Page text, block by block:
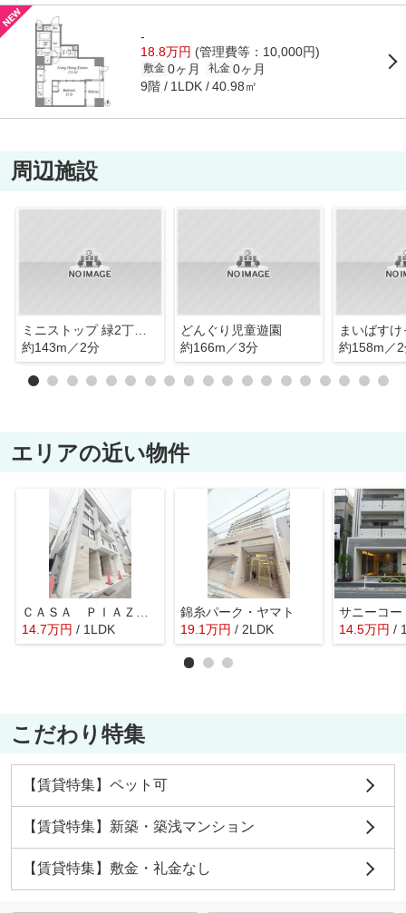
-
18.8万円 (管理費等：10,000円)
敷金 0ヶ月 礼金 0ヶ月
9階 1LDK 40.98㎡
周辺施設
ミニストップ 緑2丁目店
約143m／2分
どんぐり児童遊園
約166m／3分
約158m／
エリアの近い物件
14.7万円 / 1LDK
錦糸パーク・ヤマト
19.1万円 / 2LDK
サニーコー
14.5万円 /
こだわり特集
【賃貸特集】ペット可
【賃貸特集】新築・築浅マンション
【賃貸特集】敷金・礼金なし